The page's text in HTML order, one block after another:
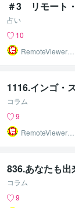
＃3 リモート
占い
10
RemoteViewer導
1116.インゴ・
コラム
9
RemoteViewer導
836.あなたも
コラム
9